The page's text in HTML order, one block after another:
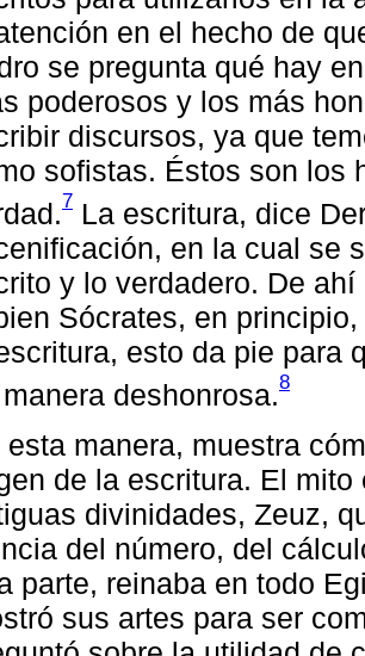
en el hecho de
se pregunta qué hay
poderosos y los más
discursos, ya que
sofistas. Éstos son los
7 La escritura, dice
en la cual se
y lo verdadero. De
Sócrates, en
esto da pie para
deshonrosa.8
esta manera, muestra
de la escritura. El
divinidades, Zeuz,
del número, del
parte, reinaba en todo
sus artes para ser